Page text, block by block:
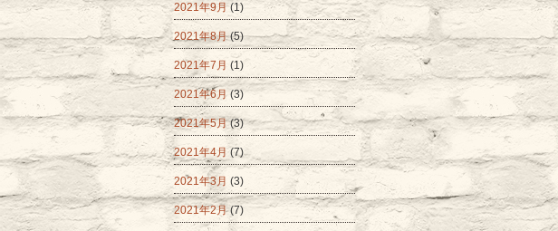
2021年9月(1)
2021年8月(5)
2021年7月 (1)
2021年6月 (3)
2021年5月(3)
2021年4月 (7)
2021年3月 (3)
2021年2月(7)